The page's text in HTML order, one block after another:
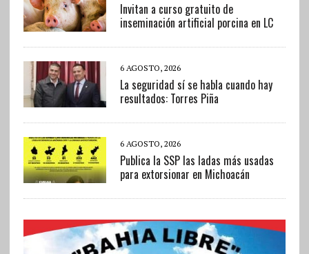
Invitan a curso gratuito de
inseminación artificial porcina en LC
6 AGOSTO, 2026
La seguridad sí se habla cuando hay
resultados: Torres Piña
6 AGOSTO, 2026
Publica la SSP las ladas más usadas
para extorsionar en Michoacán